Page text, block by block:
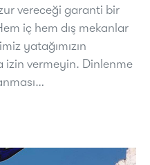
vereceği garanti bir
iç hem dış mekanlar
yatağımızın
izin vermeyin. Dinlenme